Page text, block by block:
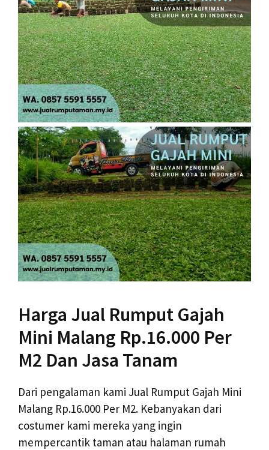
Harga Jual Rumput Gajah
Mini Malang Rp.16.000 Per
M2 Dan Jasa Tanam
Dari pengalaman kami Jual Rumput Gajah Mini
Malang Rp.16.000 Per M2. Kebanyakan dari
costumer kami mereka yang ingin
mempercantik taman atau halaman rumah